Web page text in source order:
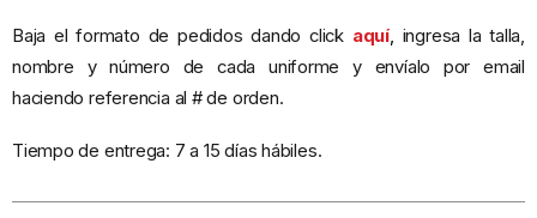
Baja el formato de pedidos dando click aquí,
ingresa la talla,
nombre y número de cada uniforme y envíalo por email
haciendo referencia al # de orden.
Tiempo de entrega: 7 a 15 días hábiles.